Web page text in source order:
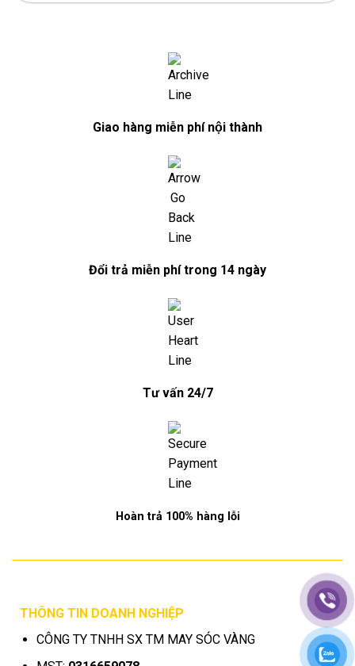
Giao hàng miễn phí nội thành
Đổi trả miễn phí trong 14 ngày
Tư vấn 24/7
Hoàn trả 100% hàng lỗi
THÔNG TIN DOANH NGHIỆP
CÔNG TY TNHH SX TM MAY SÓC VÀNG